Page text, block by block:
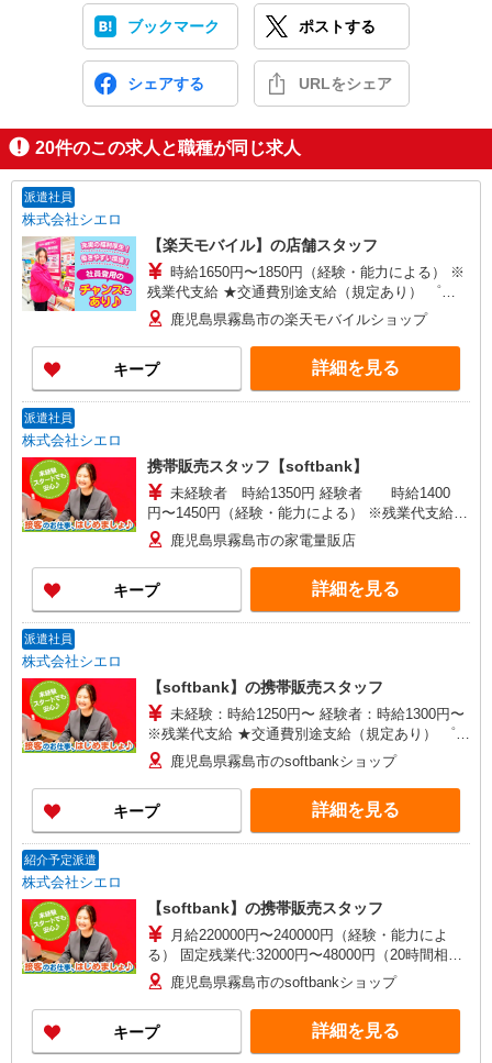
ブックマーク ポストする
シェアする URLをシェア
20件のこの求人と職種が同じ求人
派遣社員
株式会社シエロ
【楽天モバイル】の店舗スタッフ
時給1650円〜1850円（経験・能力による） ※
残業代支給 ★交通費別途支給（規定あり） ゜
+゜・。○。・゜+゜・。○。・゜+゜ 入社祝い金10
万円支給(規定有) お友達を紹介頂くと, インセンテ
ィブ支給(規定有) ★月2回払い・週払い可能（規程
有）★ ゜・。○。・゜+゜・。○。・゜+゜
鹿児島県霧島市の楽天モバイルショップ
キープ 詳細を見る
派遣社員
株式会社シエロ
携帯販売スタッフ【softbank】
未経験者 時給1350円 経験者 時給1400
円〜1450円（経験・能力による） ※残業代支給
★交通費別途支給（規定あり） ゜+゜・。○。・゜
+゜・。○。・゜+゜ 入社祝い金10万円支給(規定
有) お友達を紹介頂くと, インセンティブ支給(規定
有) ★月2回払い・週払い可能（規程有）★ ゜・。
○。・゜+゜・。○。・゜+゜
鹿児島県霧島市の家電量販店
キープ 詳細を見る
派遣社員
株式会社シエロ
【softbank】の携帯販売スタッフ
未経験：時給1250円〜 経験者：時給1300円〜
※残業代支給 ★交通費別途支給（規定あり） ゜
+゜・。○。・゜+゜・。○。・゜+゜ 入社祝い金10
万円支給(規定有) お友達を紹介頂くと, インセンテ
ィブ支給(規定有) ★月2回払い・週払い可能（規程
有）★ ゜・。○。・゜+゜・。○。・゜+゜
鹿児島県霧島市のsoftbankショップ
キープ 詳細を見る
紹介予定派遣
株式会社シエロ
【softbank】の携帯販売スタッフ
月給220000円〜240000円（経験・能力によ
る） 固定残業代:32000円〜48000円（20時間相
当） ※時間外手当は時間外労働の有無にかかわら
ず、固定残業代として支給し、相当時間を超える
時間外労働分は法定どおり追加で支給します。 ※
試用期間あり6ヶ月 ※残業代支給 ★交通費別途支
給（規定あり） ゜+゜・。○。・゜+゜・。
鹿児島県霧島市のsoftbankショップ
キープ 詳細を見る